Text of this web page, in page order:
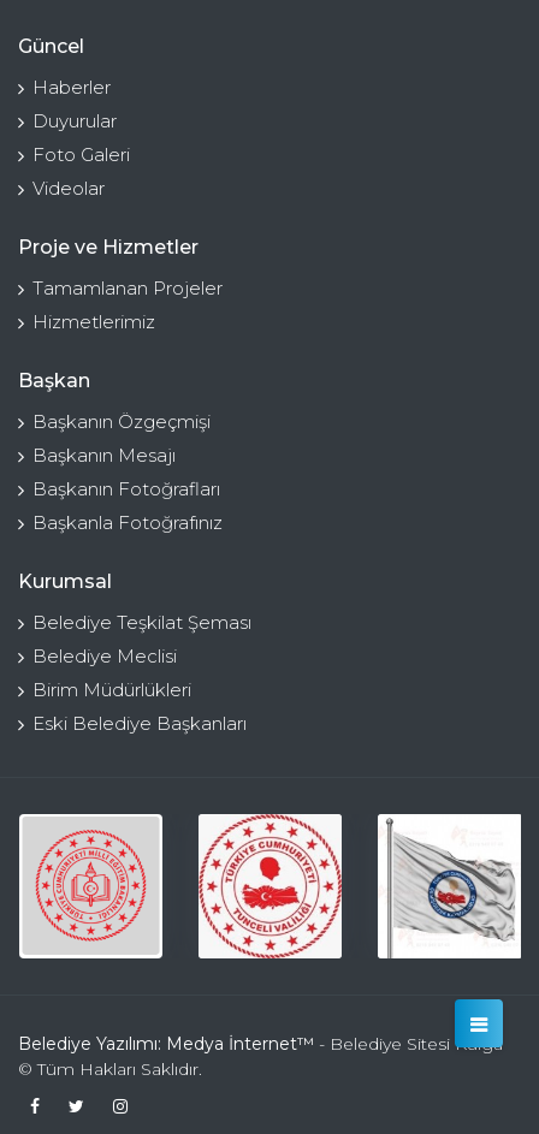
Güncel
Haberler
Duyurular
Foto Galeri
Videolar
Proje ve Hizmetler
Tamamlanan Projeler
Hizmetlerimiz
Başkan
Başkanın Özgeçmişi
Başkanın Mesajı
Başkanın Fotoğrafları
Başkanla Fotoğrafınız
Kurumsal
Belediye Teşkilat Şeması
Belediye Meclisi
Birim Müdürlükleri
Eski Belediye Başkanları
Belediye Yazılımı: Medya İnternet™ - Belediye Sitesi Kulga
© Tüm Hakları Saklıdır.